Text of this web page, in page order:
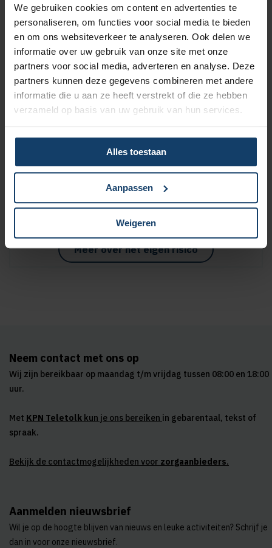
We gebruiken cookies om content en advertenties te
personaliseren, om functies voor social media te bieden
en om ons websiteverkeer te analyseren. Ook delen we
informatie over uw gebruik van onze site met onze
partners voor social media, adverteren en analyse. Deze
partners kunnen deze gegevens combineren met andere
informatie die u aan ze heeft verstrekt of die ze hebben
verzameld op basis van uw gebruik van hun services.
Alles toestaan
Aanpassen
Weigeren
Wil je een orthodontieverzekering afsluiten, bijvoorbeeld
omdat jouw kind een beugel krijgt? Bij Salland
Zorgverzekeringen is er geen wachttijd en krijgt je kind direct
de zorg die het nodig heeft.
Meer over de orthodontie-verzekering
Korting op vrijwillig eigen risico
Wil je een lagere zorgpremie? Dan kun je het verplicht eigen
risico van € 385 verhogen met een vrijwillig eigen risico van
maximaal € 500. Hoe hoger het vrijwillig eigen risico, hoe
meer korting op de premie.
Meer over het eigen risico
Neem contact met ons op
Wij zijn bereikbaar op maandag t/m vrijdag tussen 08:00 en 18:00
uur.
Met KPN Teletolk kun je ons bereiken in gebarentaal, tekst of
spraak.
Bekijk de contactmogelijkheden voor zorgaanbieders.
Aanmelden nieuwsbrief
Wil je op de hoogte blijven van nieuws en leuke activiteiten? Schrijf je
dan in voor onze nieuwsbrief.